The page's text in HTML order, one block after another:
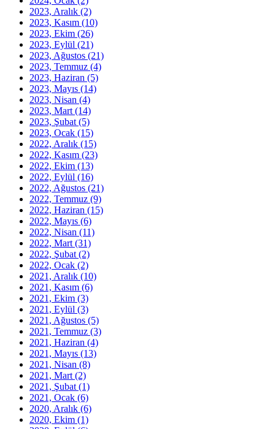
2023, Aralık (2)
2023, Kasım (10)
2023, Ekim (26)
2023, Eylül (21)
2023, Ağustos (21)
2023, Temmuz (4)
2023, Haziran (5)
2023, Mayıs (14)
2023, Nisan (4)
2023, Mart (14)
2023, Şubat (5)
2023, Ocak (15)
2022, Aralık (15)
2022, Kasım (23)
2022, Ekim (13)
2022, Eylül (16)
2022, Ağustos (21)
2022, Temmuz (9)
2022, Haziran (15)
2022, Mayıs (6)
2022, Nisan (11)
2022, Mart (31)
2022, Şubat (2)
2022, Ocak (2)
2021, Aralık (10)
2021, Kasım (6)
2021, Ekim (3)
2021, Eylül (3)
2021, Ağustos (5)
2021, Temmuz (3)
2021, Haziran (4)
2021, Mayıs (13)
2021, Nisan (8)
2021, Mart (2)
2021, Şubat (1)
2021, Ocak (6)
2020, Aralık (6)
2020, Ekim (1)